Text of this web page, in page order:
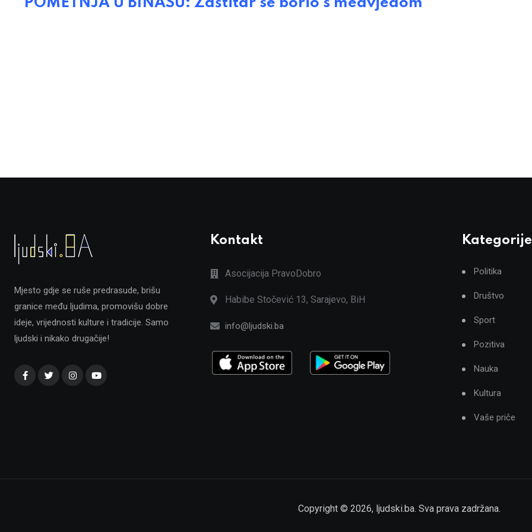
Mjesto gdje se ruše predrasude, brišu
granice među ljudima, promovišu dobre
ideje, vrijednosti kulture i tradicije. Samo
ljudski i nikako drugačije!
Kontakt
Asocijacija PravoDobro
Habibe Stočević 13, Sarajevo, BiH
info@ljudski.ba
Kategorije
Politika
Društvo
Sport
Pozitiva
Nauka
Kultura
Vaše priče
Copyright © 2026, ljudski.ba. Sva prava zadržana.